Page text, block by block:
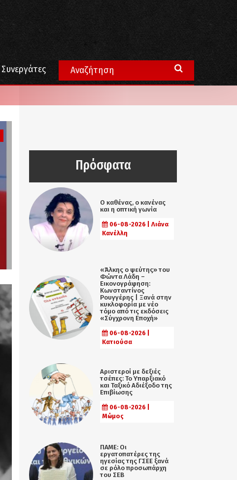
Συνεργάτες
Πρόσφατα
Ο καθένας, ο κανένας
και η οπτική γωνία
06-08-2026 | Λιάνα
Κανέλλη
«Άλκης ο ψεύτης» του
Φώντα Λάδη –
Εικονογράφηση:
Κωνσταντίνος
Ρουγγέρης | Ξανά στην
κυκλοφορία με νέο
τόμο από τις εκδόσεις
«Σύγχρονη Εποχή»
06-08-2026 |
Κατιούσα
Αριστεροί με δεξιές
τσέπες: Το Υπαρξιακό
και Ταξικό Αδιέξοδο της
Επιβίωσης
06-08-2026 |
Μώμος
ΠΑΜΕ: Οι
εργατοπατέρες της
ηγεσίας της ΓΣΕΕ ξανά
σε ρόλο προσωπάρχη
του ΣΕΒ